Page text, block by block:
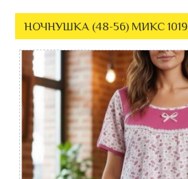
НОЧНУШКА (48-56) МИКС 1019